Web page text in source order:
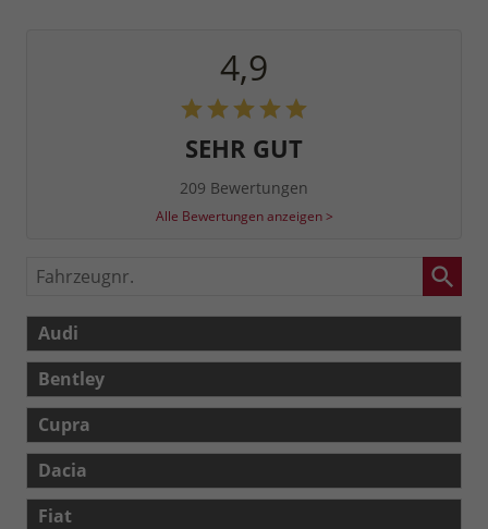
4,9
SEHR GUT
209 Bewertungen
Alle Bewertungen anzeigen >
Fahrzeugnr.
Audi
Bentley
Cupra
Dacia
Fiat